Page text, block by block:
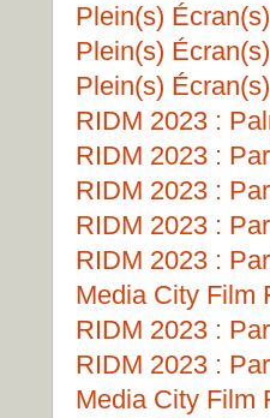
Plein(s)
Plein(s)
Plein(s)
RIDM 2023 :
RIDM 2023 :
RIDM 2023 :
RIDM 2023 :
RIDM 2023 :
Media City Film
RIDM 2023 :
RIDM 2023 :
Media City Film